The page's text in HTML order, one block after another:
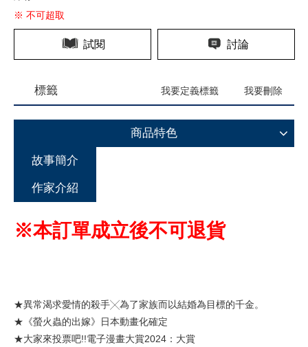
※ 不可超取
試閱 討論
標籤 我要定義標籤 我要刪除
商品特色
故事簡介
作家介紹
※本訂單成立後不可退貨
★異常渴求愛情的殺手╳為了家族而以結婚為目標的千金。
★《螢火蟲的出嫁》日本動畫化確定
★大家來投票吧!!電子漫畫大賞2024：大賞